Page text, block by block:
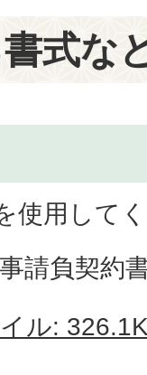
式な
使用して
請負契約
ル: